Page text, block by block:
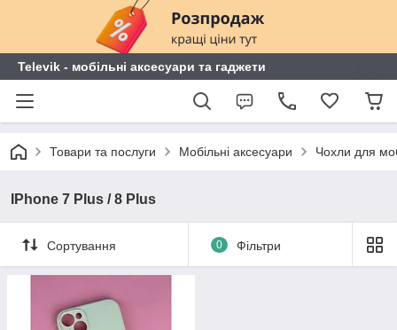
Televik - мобільні аксесуари та гаджети
Товари та послуги Мобільні аксесуари Чохли для
IPhone 7 Plus / 8 Plus
Сортування 0 Фільтри